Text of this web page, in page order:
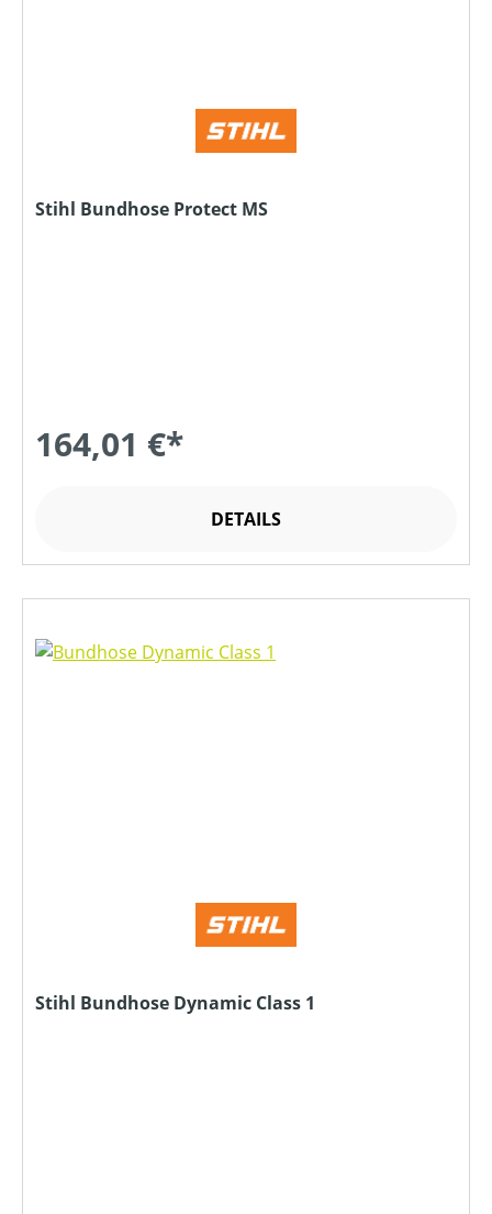
Stihl Bundhose Protect MS
164,01 €*
DETAILS
Stihl Bundhose Dynamic Class 1